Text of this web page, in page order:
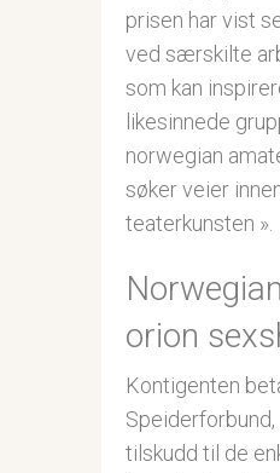
prisen har vist
ved særskilte
som kan
likesinnede
norwegian
søker veier
teaterkunsten ».
orion
Kontigenten
tilskudd til de